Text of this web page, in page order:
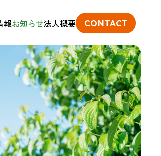
報お知らせ法人概要 CONTACT